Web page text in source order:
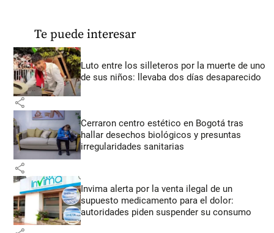
Te puede interesar
Luto entre los silleteros por la muerte de uno
de sus niños: llevaba dos días desaparecido
share
Cerraron centro estético en Bogotá tras
hallar desechos biológicos y presuntas
irregularidades sanitarias
share
Invima alerta por la venta ilegal de un
supuesto medicamento para el dolor:
autoridades piden suspender su consumo